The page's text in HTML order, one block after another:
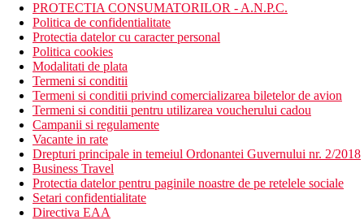
PROTECTIA CONSUMATORILOR - A.N.P.C.
Politica de confidentialitate
Protectia datelor cu caracter personal
Politica cookies
Modalitati de plata
Termeni si conditii
Termeni si conditii privind comercializarea biletelor de avion
Termeni si conditii pentru utilizarea voucherului cadou
Campanii si regulamente
Vacante in rate
Drepturi principale in temeiul Ordonantei Guvernului nr. 2/2018
Business Travel
Protectia datelor pentru paginile noastre de pe retelele sociale
Setari confidentialitate
Directiva EAA